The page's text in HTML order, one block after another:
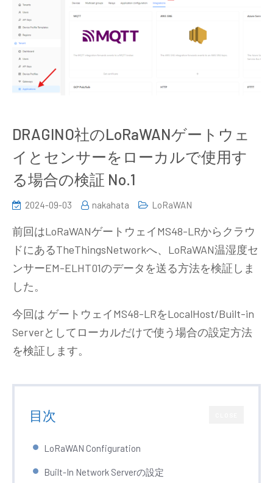
DRAGINO社のLoRaWANゲートウェ
イとセンサーをローカルで使用す
る場合の検証 No.1
2024-09-03 nakahata LoRaWAN
前回はLoRaWANゲートウェイMS48-LRからクラウ
ドにあるTheThingsNetworkへ、LoRaWAN温湿度セ
ンサーEM-ELHT01のデータを送る方法を検証しま
した。
今回は ゲートウェイMS48-LRをLocalHost/Built-in
Serverとしてローカルだけで使う場合の設定方法
を検証します。
目次
LoRaWAN Configuration
Built-In Network Serverの設定